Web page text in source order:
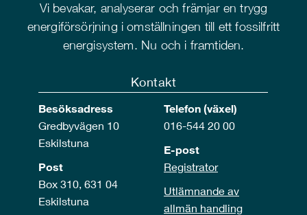
Vi bevakar, analyserar och främjar en trygg
energiförsörjning i omställningen till ett fossilfritt
energisystem. Nu och i framtiden.
Kontakt
Besöksadress
Gredbyvägen 10
Eskilstuna
Post
Box 310, 631 04
Eskilstuna
Telefon (växel)
016-544 20 00
E-post
Registrator
Utlämnande av
allmän handling